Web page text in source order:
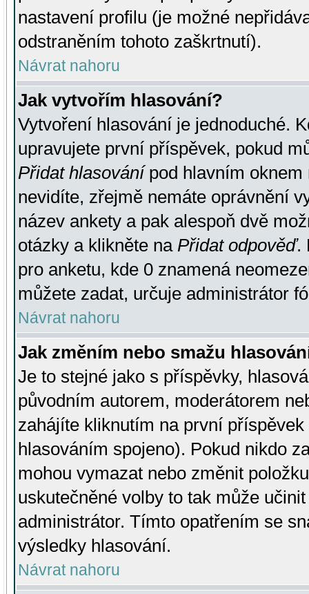
nastavení profilu (je možné
odstraněním tohoto zaškrtnutí).
Návrat nahoru
Jak vytvořím hlasování?
Vytvoření hlasování je jednoduché.
upravujete první příspěvek, pokud
Přidat hlasovánípod hlavním oknem
nevidíte, zřejmě nemáte oprávnění
název ankety a pak alespoň dvě
otázky a klikněte na Přidat odpověď.
pro anketu, kde 0 znamená
můžete zadat, určuje administrátor
Návrat nahoru
Jak změním nebo smažu
Je to stejné jako s příspěvky,
původním autorem, moderátorem
zahájíte kliknutím na první
hlasováním spojeno). Pokud nikdo
mohou vymazat nebo změnit
uskutečněné volby to tak může
administrátor. Tímto opatřením se
výsledky hlasování.
Návrat nahoru